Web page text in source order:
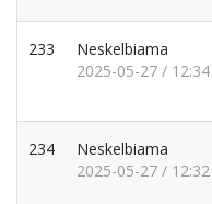
233
Neskelbiama
2025-05-27 / 12:34
234
Neskelbiama
2025-05-27 / 12:32